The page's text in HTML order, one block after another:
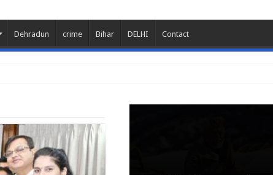
Dehradun crime Bihar DELHI Contact